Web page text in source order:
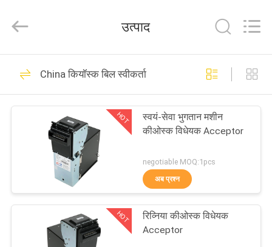
उत्पादों
कारखाना
Reader
Online
Rights
मोटर चालित कार्ड रीडर
59
डिप कार्ड रीडर
43
उत्पाद
China कियॉस्क बिल स्वीकर्ता
HOT
स्वयं-सेवा भुगतान मशीन
कीओस्क विधेयक Acceptor
negotiable MOQ:1pcs
अब प्रश्न
HOT
रिव्निया कीओस्क विधेयक
Acceptor